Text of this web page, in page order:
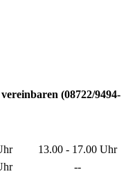
(08722/9494-
13.00 - 17.00 Uhr
--